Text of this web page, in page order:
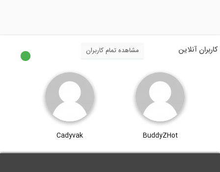
جزئیات آرماتور گذاری در تیر ها و ستون...
کاربران آنلاین مشاهده تمام کاربران
BuddyZHot
Cadyvak